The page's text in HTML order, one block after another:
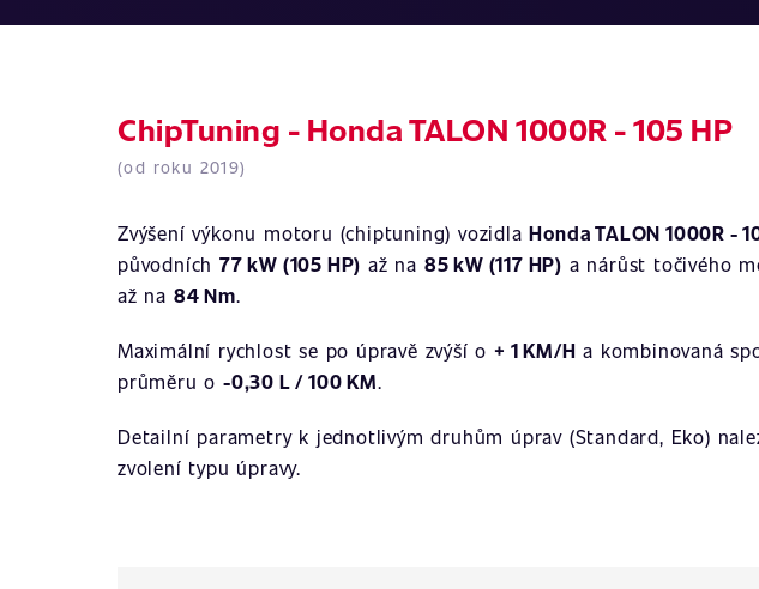
ChipTuning - Honda TALON 1000R - 105 HP
(od roku 2019)
Zvýšení výkonu motoru (chiptuning) vozidlaHonda TALON 1000R -
původních77 kW (105 HP) až na 85 kW (117 HP) a nárůst točivého
až na 84 Nm.
Maximální rychlost se po úpravě zvýší o + 1 KM/H a kombinovaná
průměru o-0,30 L / 100 KM.
Detailní parametry k jednotlivým druhům úprav (Standard, Eko)
zvolení typu úpravy.